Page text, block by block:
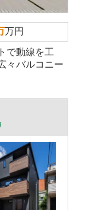
万円
で動線を工
々バルコニー